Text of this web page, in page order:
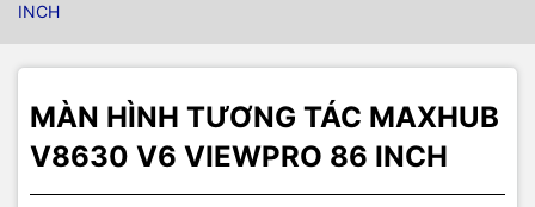
INCH
MÀN HÌNH TƯƠNG TÁC MAXHUB
V8630 V6 VIEWPRO 86 INCH
Màn hình
Tốc độ làm tươi: 60Hz
Độ tương phản: 4000:1